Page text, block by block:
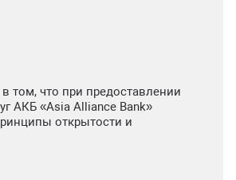
том, что при предоставлении
АКБ «Asia Alliance Bank»
открытости и